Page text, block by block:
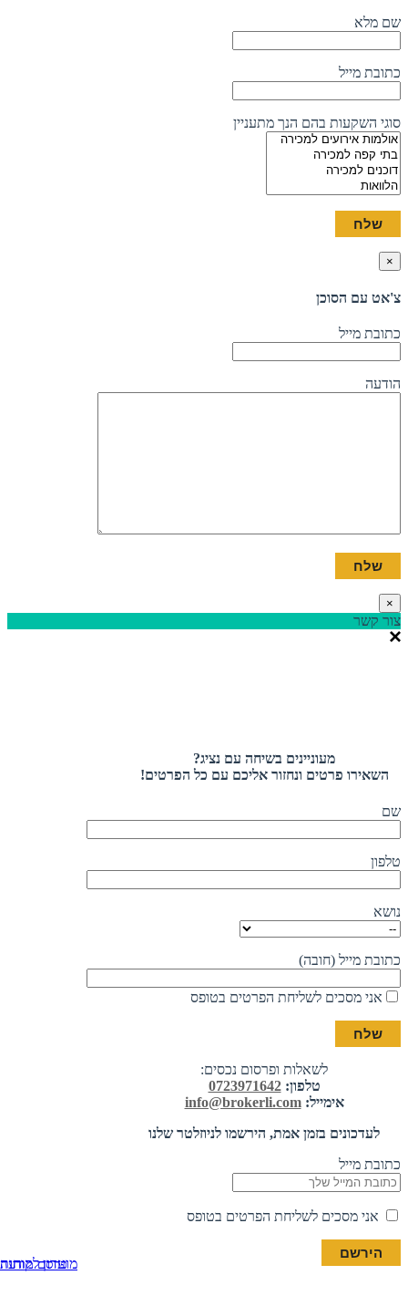
פרסם מודעה
מועדון לקוחות
שם מלא
כתובת מייל
סוגי השקעות בהם הנך מתעניין
×
צ'אט עם הסוכן
כתובת מייל
הודעה
×
צור קשר
מעוניינים בשיחה עם נציג?
השאירו פרטים ונחזור אליכם עם כל הפרטים!
שם
טלפון
נושא
כתובת מייל (חובה)
אני מסכים לשליחת הפרטים בטופס
לשאלות ופרסום נכסים:
טלפון:0723971642
אימייל:info@brokerli.com
לעדכונים בזמן אמת, הירשמו לניוזלטר שלנו
כתובת מייל
אני מסכים לשליחת הפרטים בטופס